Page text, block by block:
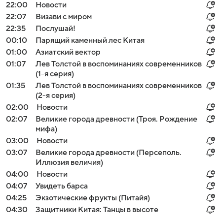
22:00
Новости
22:07
Визави с миром
22:35
Послушай!
00:10
Парящий каменный лес Китая
01:00
Азиатский вектор
01:07
Лев Толстой в воспоминаниях современников
(1-я серия)
01:35
Лев Толстой в воспоминаниях современников
(2-я серия)
02:00
Новости
02:07
Великие города древности (Троя. Рождение
мифа)
03:00
Новости
03:07
Великие города древности (Персеполь.
Иллюзия величия)
04:00
Новости
04:07
Увидеть барса
04:25
Экзотические фрукты (Питайя)
04:30
Защитники Китая: Танцы в высоте